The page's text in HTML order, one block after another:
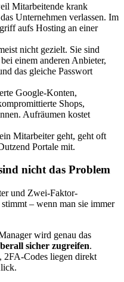
Mitarbeitende krank
Unternehmen verlassen. Im
aufs Hosting an einer
nicht gezielt. Sie sind
einem anderen Anbieter,
das gleiche Passwort
Google-Konten,
Shops,
Aufräumen kostet
Mitarbeiter geht, geht oft
Portale mit.
nicht das Problem
und Zwei-Faktor-
stimmt – wenn man sie immer
wird genau das
sicher zugreifen.
2FA-Codes liegen direkt